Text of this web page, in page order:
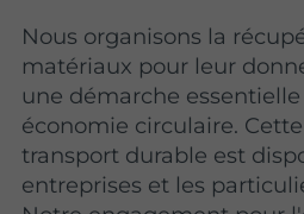
Nous organisons la
matériaux pour leur
une démarche
économie circulaire.
transport durable est
entreprises et les